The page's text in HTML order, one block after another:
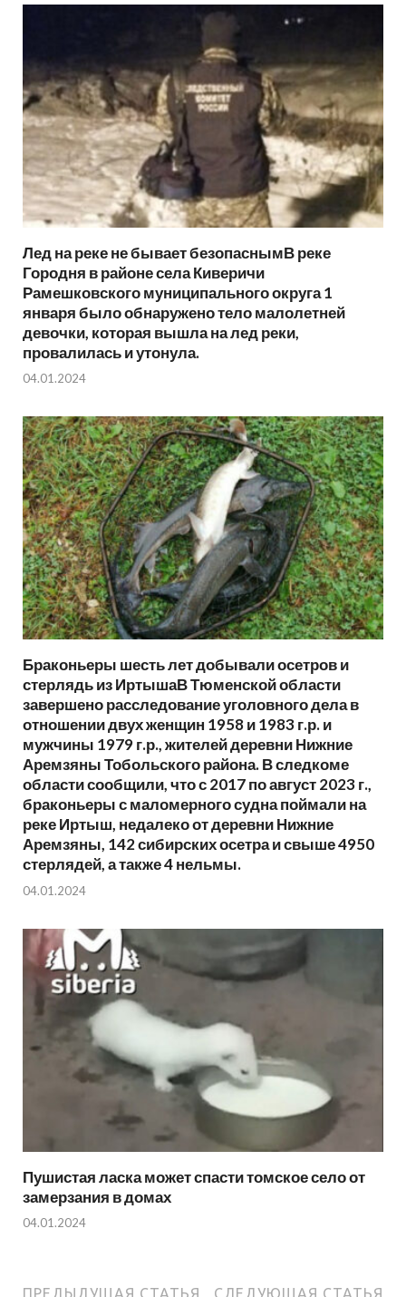
Лед на реке не бывает безопаснымВ реке
Городня в районе села Киверичи
Рамешковского муниципального округа 1
января было обнаружено тело малолетней
девочки, которая вышла на лед реки,
провалилась и утонула.
04.01.2024
Браконьеры шесть лет добывали осетров и
стерлядь из ИртышаВ Тюменской области
завершено расследование уголовного дела в
отношении двух женщин 1958 и 1983 г.р. и
мужчины 1979 г.р., жителей деревни Нижние
Аремзяны Тобольского района. В следкоме
области сообщили, что с 2017 по август 2023 г.,
браконьеры с маломерного судна поймали на
реке Иртыш, недалеко от деревни Нижние
Аремзяны, 142 сибирских осетра и свыше 4950
стерлядей, а также 4 нельмы.
04.01.2024
Пушистая ласка может спасти томское село от
замерзания в домах
04.01.2024
ПРЕДЫДУЩАЯ СТАТЬЯ СЛЕДУЮЩАЯ СТАТЬЯ